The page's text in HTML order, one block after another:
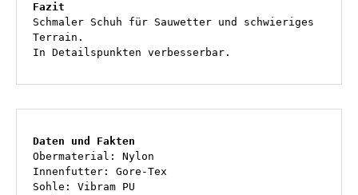
Fazit
Schmaler Schuh für Sauwetter und schwieriges
Terrain.
In Detailspunkten verbesserbar.
Daten und Fakten
Obermaterial: Nylon
Innenfutter: Gore-Tex
Sohle: Vibram PU